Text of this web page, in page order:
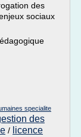
des
sociaux
specialite
des
/ licence